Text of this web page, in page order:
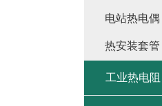
电站热电偶
热安装套管
工业热电阻